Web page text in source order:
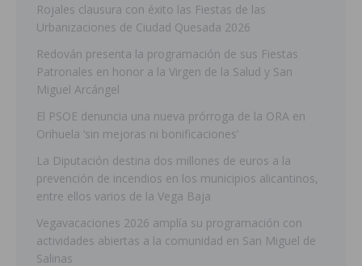
Rojales clausura con éxito las Fiestas de las
Urbanizaciones de Ciudad Quesada 2026
Redován presenta la programación de sus Fiestas
Patronales en honor a la Virgen de la Salud y San
Miguel Arcángel
El PSOE denuncia una nueva prórroga de la ORA en
Orihuela ‘sin mejoras ni bonificaciones’
La Diputación destina dos millones de euros a la
prevención de incendios en los municipios alicantinos,
entre ellos varios de la Vega Baja
Vegavacaciones 2026 amplía su programación con
actividades abiertas a la comunidad en San Miguel de
Salinas